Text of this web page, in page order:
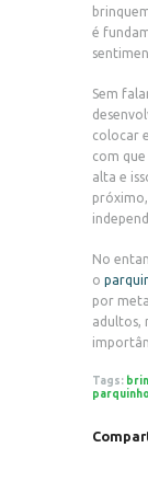
é
Sem
colocar
com
alta e
No
o
por
adultos,
Tags:
parquinho